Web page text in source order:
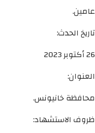
عامين.
تاريخ الحدث:
26 أكتوبر 2023
العنوان:
محافظة خانيونس.
ظروف الاستشهاد: